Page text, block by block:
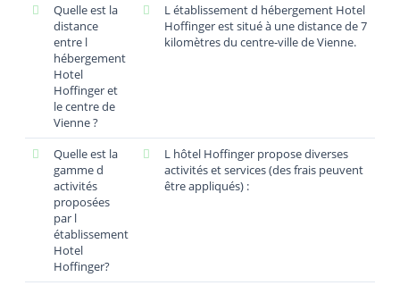
Quelle est la
distance
entre l
hébergement
Hotel
Hoffinger et
le centre de
Vienne ?
L établissement d hébergement Hotel
Hoffinger est situé à une distance de 7
kilomètres du centre-ville de Vienne.
Quelle est la
gamme d
activités
proposées
par l
établissement
Hotel
Hoffinger?
L hôtel Hoffinger propose diverses
activités et services (des frais peuvent
être appliqués) :